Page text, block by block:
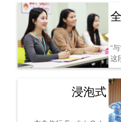
“
这
浸泡式